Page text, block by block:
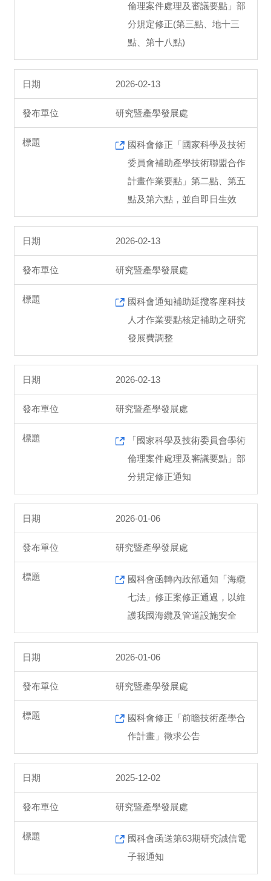
倫理案件處理及審議要點」部
分規定修正(第三點、地十三
點、第十八點)
2026-02-13
研究暨產學發展處
國科會修正「國家科學及技術
委員會補助產學技術聯盟合作
計畫作業要點」第二點、第五
點及第六點，並自即日生效
2026-02-13
研究暨產學發展處
國科會通知補助延攬客座科技
人才作業要點核定補助之研究
發展費調整
2026-02-13
研究暨產學發展處
「國家科學及技術委員會學術
倫理案件處理及審議要點」部
分規定修正通知
2026-01-06
研究暨產學發展處
國科會函轉內政部通知「海纜
七法」修正案修正通過，以維
護我國海纜及管道設施安全
2026-01-06
研究暨產學發展處
國科會修正「前瞻技術產學合
作計畫」徵求公告
2025-12-02
研究暨產學發展處
國科會函送第63期研究誠信電
子報通知